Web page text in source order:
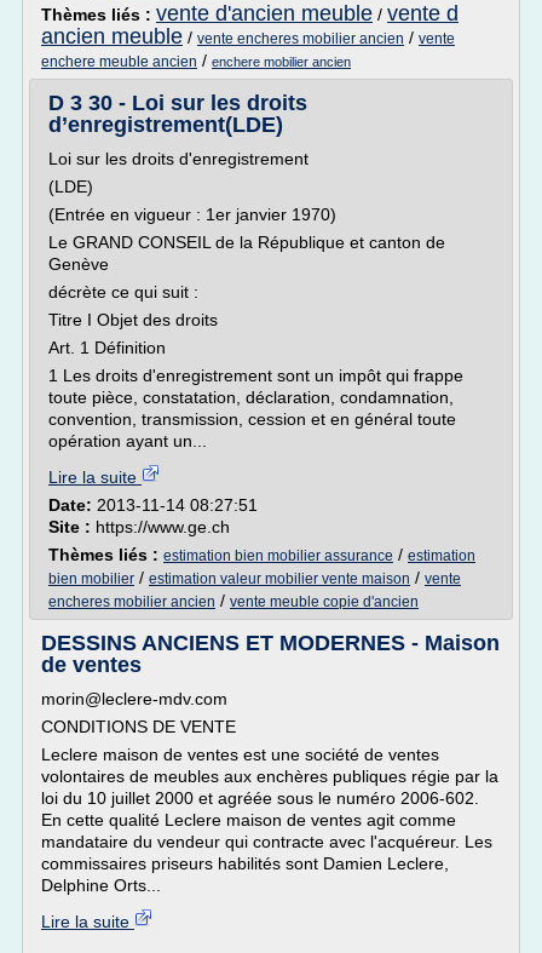
Thèmes liés : vente d'ancien meuble / vente d
ancien meuble / vente encheres mobilier ancien / vente
enchere meuble ancien / enchere mobilier ancien
D 3 30 - Loi sur les droits
d’enregistrement(LDE)
Loi sur les droits d'enregistrement
(LDE)
(Entrée en vigueur : 1er janvier 1970)
Le GRAND CONSEIL de la République et canton de
Genève
décrète ce qui suit :
Titre I Objet des droits
Art. 1 Définition
1 Les droits d'enregistrement sont un impôt qui frappe
toute pièce, constatation, déclaration, condamnation,
convention, transmission, cession et en général toute
opération ayant un...
Lire la suite
Date: 2013-11-14 08:27:51
Site : https://www.ge.ch
Thèmes liés : estimation bien mobilier assurance / estimation
bien mobilier / estimation valeur mobilier vente maison / vente
encheres mobilier ancien / vente meuble copie d'ancien
DESSINS ANCIENS ET MODERNES - Maison
de ventes
morin@leclere-mdv.com
CONDITIONS DE VENTE
Leclere maison de ventes est une société de ventes
volontaires de meubles aux enchères publiques régie par la
loi du 10 juillet 2000 et agréée sous le numéro 2006-602.
En cette qualité Leclere maison de ventes agit comme
mandataire du vendeur qui contracte avec l'acquéreur. Les
commissaires priseurs habilités sont Damien Leclere,
Delphine Orts...
Lire la suite